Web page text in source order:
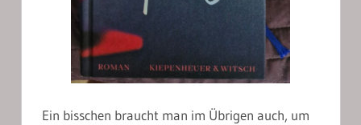
Ein bisschen braucht man im Übrigen auch, um